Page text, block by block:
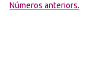
Números anteriors.